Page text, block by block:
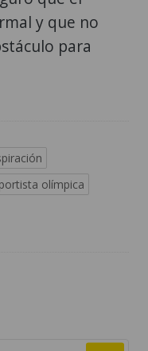
y que no
para
olímpica